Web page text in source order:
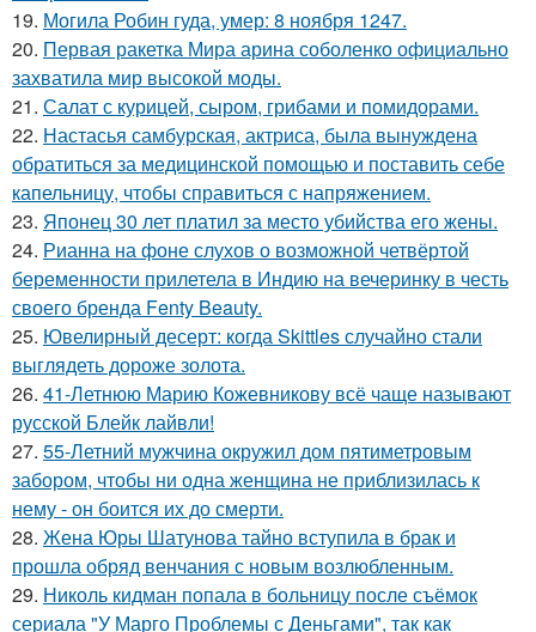
19. Могила Робин гуда, умер: 8 ноября 1247.
20. Первая ракетка Мира арина соболенко официально
захватила мир высокой моды.
21. Салат с курицей, сыром, грибами и помидорами.
22. Настасья самбурская, актриса, была вынуждена
обратиться за медицинской помощью и поставить себе
капельницу, чтобы справиться с напряжением.
23. Японец 30 лет платил за место убийства его жены.
24. Рианна на фоне слухов о возможной четвёртой
беременности прилетела в Индию на вечеринку в честь
своего бренда Fenty Beauty.
25. Ювелирный десерт: когда Skittles случайно стали
выглядеть дороже золота.
26. 41-Летнюю Марию Кожевникову всё чаще называют
русской Блейк лайвли!
27. 55-Летний мужчина окружил дом пятиметровым
забором, чтобы ни одна женщина не приблизилась к
нему - он боится их до смерти.
28. Жена Юры Шатунова тайно вступила в брак и
прошла обряд венчания с новым возлюбленным.
29. Николь кидман попала в больницу после съёмок
сериала "У Марго Проблемы с Деньгами", так как